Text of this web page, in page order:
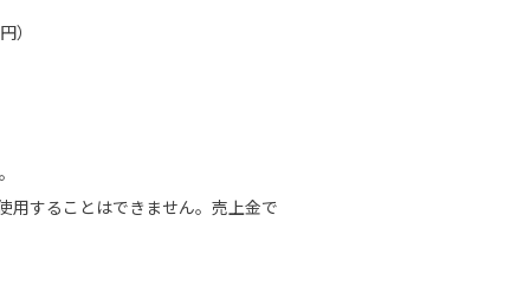
）
用することはできません。売上金で